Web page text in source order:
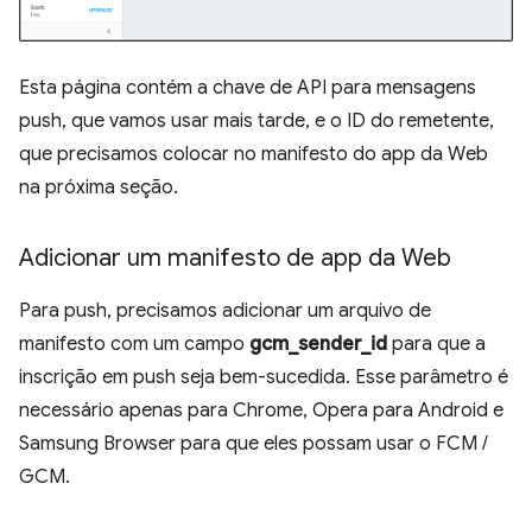
Esta página contém a chave de API para mensagens
push, que vamos usar mais tarde, e o ID do remetente,
que precisamos colocar no manifesto do app da Web
na próxima seção.
Adicionar um manifesto de app da Web
Para push, precisamos adicionar um arquivo de
manifesto com um campo gcm_sender_id para que a
inscrição em push seja bem-sucedida. Esse parâmetro é
necessário apenas para Chrome, Opera para Android e
Samsung Browser para que eles possam usar o FCM /
GCM.